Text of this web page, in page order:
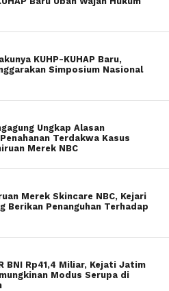
KUHP-KUHAP Baru,
Simposium Nasional
Ungkap Alasan
Terdakwa Kasus
Merek NBC
Merek Skincare NBC, Kejari
Berikan Penanguhan Terhadap
BNI Rp41,4 Miliar, Kejati Jatim
Modus Serupa di